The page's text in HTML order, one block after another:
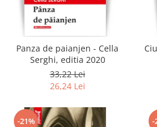
Panza de paianjen - Cella
Serghi, editia 2020
33,22 Lei
26,24 Lei
-21% -